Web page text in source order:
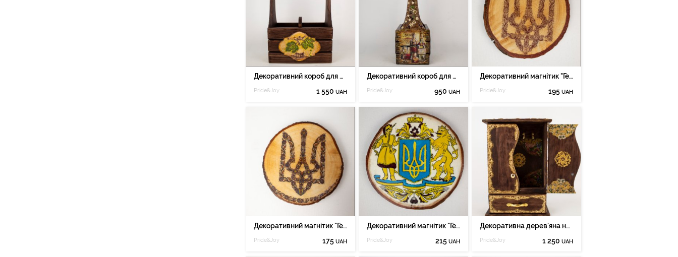
Декоративний короб для вина (для 2-х пляшок) 02v
Pride&Joy 1 550 UAH
Декоративний короб для вина 01v
Pride&Joy 950 UAH
Декоративний магнітик "Герб", сувенір 01mgbg
Pride&Joy 195 UAH
Декоративний магнітик "Герб", сувенір 01mgmg
Pride&Joy 175 UAH
Декоративний магнітик "Герб" 02mgbg
Pride&Joy 215 UAH
Декоративна дерев'яна настінна ключниця 01dkl
Pride&Joy 1 250 UAH